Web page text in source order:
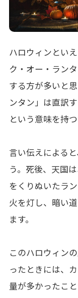
ハロウィンとい
ク・オー・ラン
する方が多いと
ンタン」は直訳
という意味を持つ
言い伝えによる
う。死後、天国
をくりぬいたラ
火を灯し、暗い
ます。
このハロウィン
ったときには、
量が多かったこ